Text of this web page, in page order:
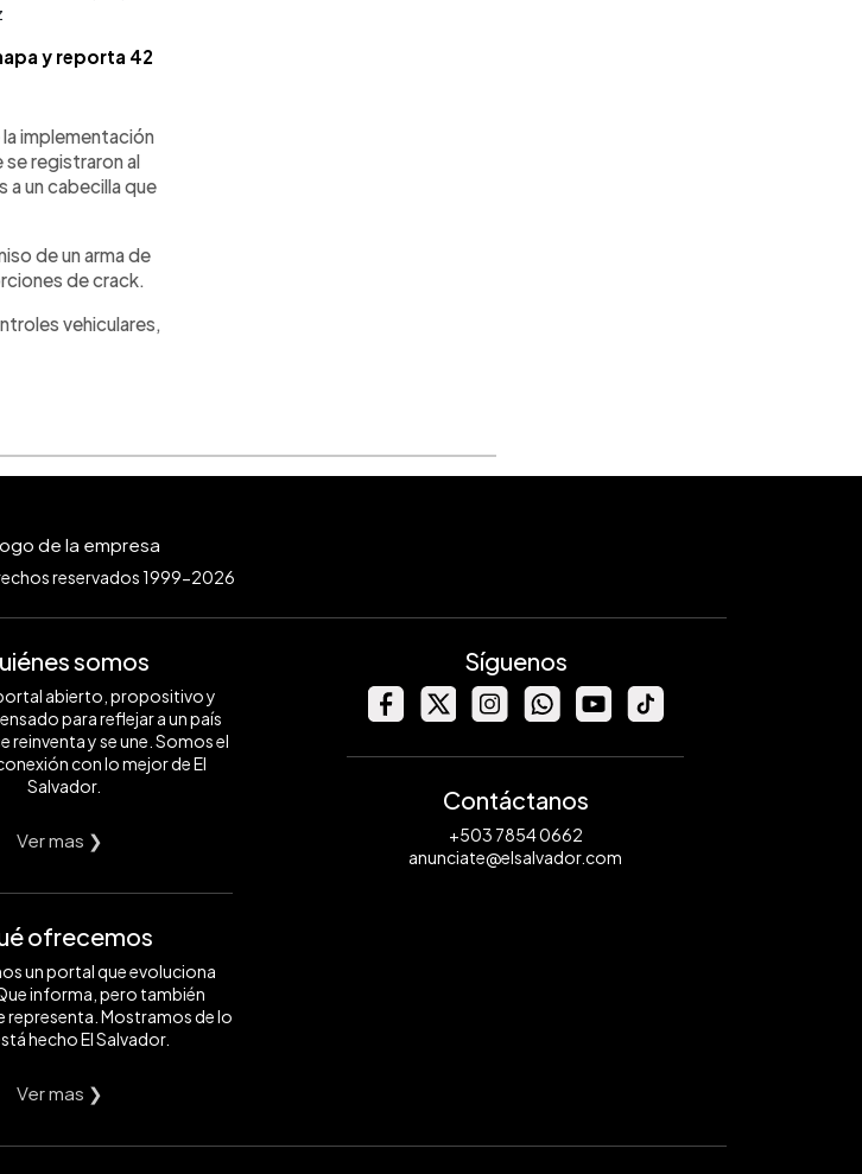
y reporta 42
implementación
registraron al
a un cabecilla que
de un arma de
de crack.
vehiculares,
reservados 1999-2026
somos
abierto, propositivo y
para reflejar a un país
reinventa y se une. Somos el
con lo mejor de El
Salvador.
Ver mas ❯
ofrecemos
un portal que evoluciona
informa, pero también
representa. Mostramos de lo
hecho El Salvador.
Ver mas ❯
Síguenos
Contáctanos
+503 7854 0662
anunciate@elsalvador.com